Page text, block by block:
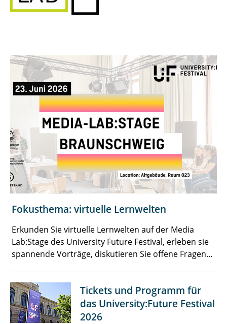
Fokusthema: virtuelle Lernwelten
Erkunden Sie virtuelle Lernwelten auf der Media
Lab:Stage des University Future Festival, erleben sie
spannende Vorträge, diskutieren Sie offene Fragen
Tickets und Programm für
das University:Future Festival
2026